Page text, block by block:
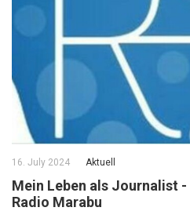
16. July 2024 Aktuell
Mein Leben als Journalist
Radio Marabu